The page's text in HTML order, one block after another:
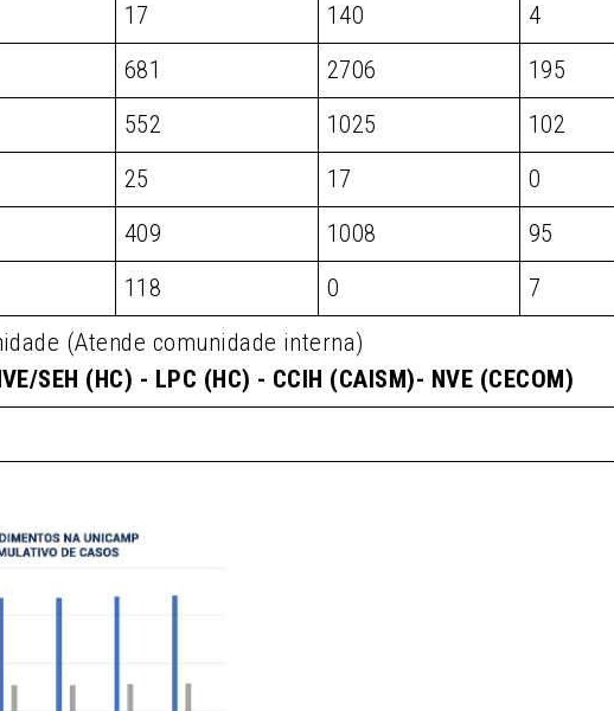
17 140 4
681 2706 195
552 1025 102
25 17 0
409 1008 95
118 0 7
(Atende comunidade interna)
SEH (HC) - LPC (HC) - CCIH (CAISM)- NVE (CECOM)